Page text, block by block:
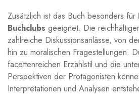
Zusätzlich ist ⁢das ⁢Buch besonders ⁣für
⁢Buchclubs geeignet. Die
zahlreiche ⁢Diskussionsanlässe, von
hin zu moralischen Fragestellungen.
facettenreichen Erzählstil und die
Perspektiven der⁣ Protagonisten
Interpretationen und Analysen